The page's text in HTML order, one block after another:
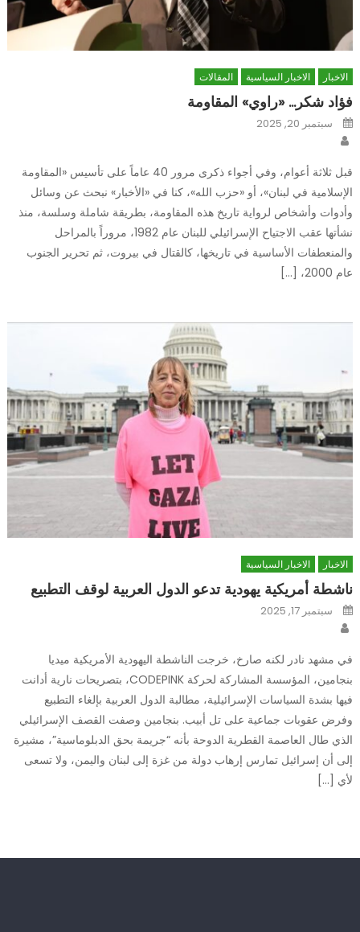
الاخبار الاخبار السياسية المقالات
فؤاد شكر… «راوي» المقاومة
Posted
onسبتمبر 20, 2025
قبل ثلاثة أعوام، وفي أجواء ذكرى مرور 40 عاماً على تأسيس «المقاومة
الإسلامية في لبنان»، أو «حزب الله»، كنا في «الأخبار» نبحث عن وسائل
وأدوات وأشخاص لرواية تاريخ هذه المقاومة، بطريقة شاملة وسلسة، منذ
نشأتها عقب الاجتياح الإسرائيلي للبنان عام 1982، مروراً بالمراحل
والمنعطفات الأساسية في تاريخها، كالقتال في بيروت، ثم تحرير الجنوب
عام 2000، […]
الاخبار الاخبار السياسية
ناشطة أمريكية يهودية تدعو الدول العربية لوقف التطبيع
Posted
onسبتمبر 17, 2025
في مشهد نادر لكنه صارخ، خرجت الناشطة اليهودية الأمريكية ميديا
بنجامين، المؤسسة المشاركة لحركة CODEPINK، بتصريحات نارية أدانت
فيها بشدة السياسات الإسرائيلية، مطالبة الدول العربية بإلغاء التطبيع
وفرض عقوبات جماعية على تل أبيب. بنجامين وصفت القصف الإسرائيلي
الذي طال العاصمة القطرية الدوحة بأنه “جريمة بحق الدبلوماسية”، مشيرة
إلى أن إسرائيل تمارس إرهاب دولة من غزة إلى لبنان واليمن، ولا تسعى
لأي […]